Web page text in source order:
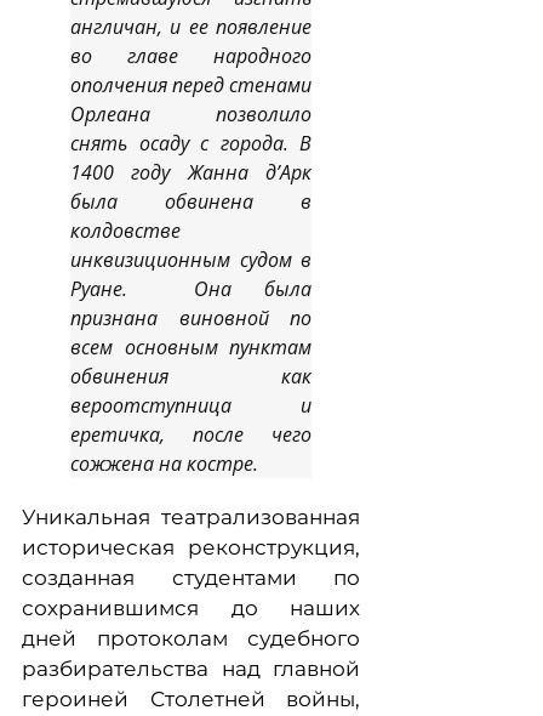
англичан, и ее появление
во главе народного
ополчения перед стенами
Орлеана позволило
снять осаду с города. В
1400 году Жанна д’Арк
была обвинена в
колдовстве
инквизиционным судом в
Руане. Она была
признана виновной по
всем основным пунктам
обвинения как
вероотступница и
еретичка, после чего
сожжена на костре.
Уникальная театрализованная
историческая реконструкция,
созданная студентами по
сохранившимся до наших
дней протоколам судебного
разбирательства над главной
героиней Столетней войны,